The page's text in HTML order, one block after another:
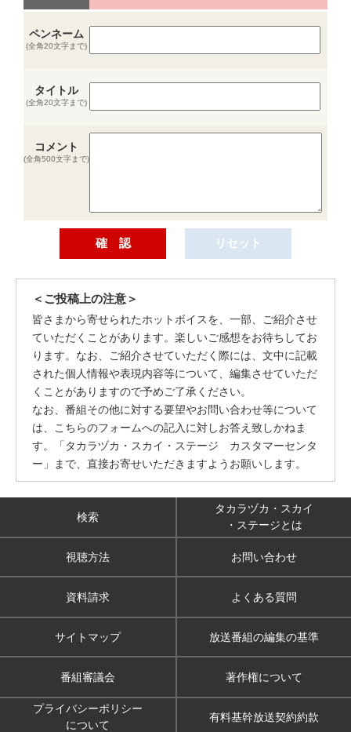
ペンネーム
(全角20文字まで)
タイトル
(全角20文字まで)
コメント
(全角500文字まで)
＜ご投稿上の注意＞
皆さまから寄せられたホットボイスを、一部、ご紹介させ
ていただくことがあります。楽しいご感想をお待ちしてお
ります。なお、ご紹介させていただく際には、文中に記載
された個人情報や表現内容等について、編集させていただ
くことがありますので予めご了承ください。
なお、番組その他に対する要望やお問い合わせ等について
は、こちらのフォームへの記入に対しお答え致しかねま
す。「タカラヅカ・スカイ・ステージ カスタマーセンタ
ー」まで、直接お寄せいただきますようお願いします。
検索
タカラヅカ・スカイ
・ステージとは
視聴方法 お問い合わせ
資料請求 よくある質問
サイトマップ 放送番組の編集の基準
番組審議会 著作権について
プライバシーポリシー
について
有料基幹放送契約約款